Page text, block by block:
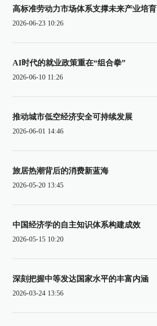
高标准劳动力市场体系支撑未来产业培育
2026-06-23 10:26
AI时代的就业政策重在“组合拳”
2026-06-10 11:26
推动城市低空经济安全可持续发展
2026-06-01 14:46
旅居热潮背后的消费新蓝海
2026-05-20 13:45
中国经济学的自主知识体系构建成效
2026-05-15 10:20
深刻把握中等发达国家水平的丰富内涵
2026-03-24 13:56